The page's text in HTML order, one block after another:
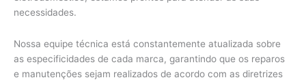
necessidades.
Nossa equipe técnica está constantemente atualizada sobre
as especificidades de cada marca, garantindo que os reparos
e manutenções sejam realizados de acordo com as diretrizes